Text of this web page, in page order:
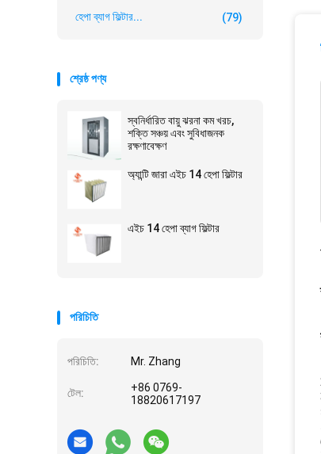
হেপা ব্যাগ ফিল্টার... (79)
শ্রেষ্ঠ পণ্য
স্বনির্ধারিত বায়ু ঝরনা কম খরচ,
শক্তি সঞ্চয় এবং সুবিধাজনক
রক্ষণাবেক্ষণ
অ্যান্টি জারা এইচ 14 হেপা ফিল্টার
এইচ 14 হেপা ব্যাগ ফিল্টার
পরিচিতি
পরিচিতি: Mr. Zhang
টেল:
+86 0769-
18820617197